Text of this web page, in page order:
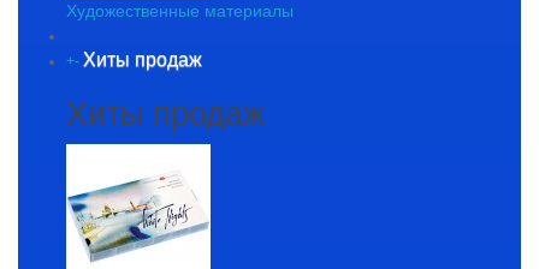
Художественные материалы
+- Хиты продаж
Хиты продаж